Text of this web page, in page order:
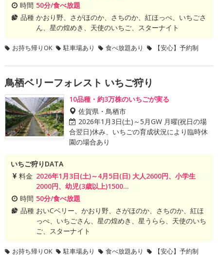
時間 50分/食べ放題
品種 かおり野、さがほのか、さちのか、紅ほっぺ、いちごさ
ん、星の煌めき、天使のいちご、スターナイト
お持ち帰りOK 駐車場あり 食べ放題あり 【安心】予約制
鳥栖ベリーフォレスト いちご狩り
10品種・約3万株のいちごが実る
佐賀県・鳥栖市
2026年1月3日(土)～5月GW 月曜(祝日の場
合翌日)休み、いちごの育成状況により臨時休
園の場合あり
いちご狩りDATA
料金 2026年1月3日(土)～4月5日(日) 大人2600円、小学生
2000円、幼児(3歳以上)1500...
時間 50分/食べ放題
品種 おいCベリー、かおり野、さがほのか、さちのか、紅ほ
っぺ、いちごさん、星の煌めき、星うらら、天使のいち
ご、スターナイト
お持ち帰りOK 駐車場あり 食べ放題あり 【安心】予約制